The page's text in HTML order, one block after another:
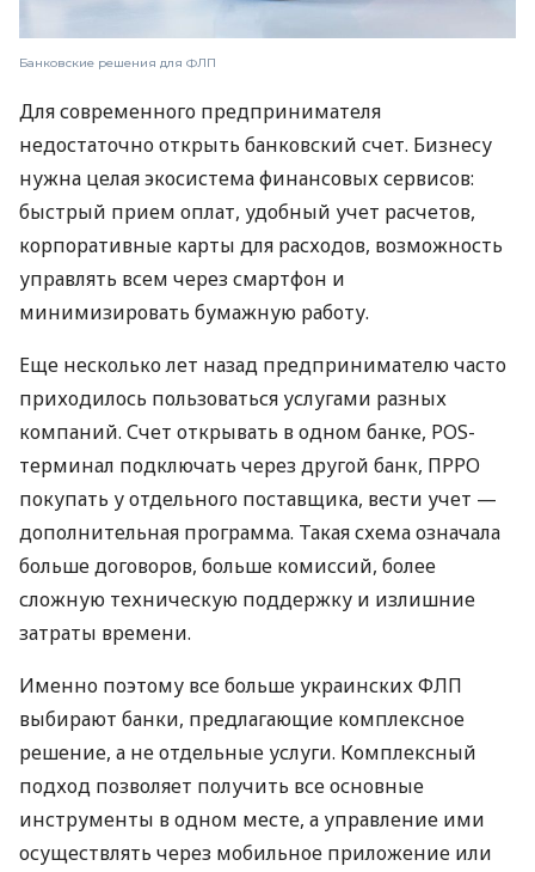
Банковские решения для ФЛП
Для современного предпринимателя
недостаточно открыть банковский счет. Бизнесу
нужна целая экосистема финансовых сервисов:
быстрый прием оплат, удобный учет расчетов,
корпоративные карты для расходов, возможность
управлять всем через смартфон и
минимизировать бумажную работу.
Еще несколько лет назад предпринимателю часто
приходилось пользоваться услугами разных
компаний. Счет открывать в одном банке, POS-
терминал подключать через другой банк, ПРРО
покупать у отдельного поставщика, вести учет —
дополнительная программа. Такая схема означала
больше договоров, больше комиссий, более
сложную техническую поддержку и излишние
затраты времени.
Именно поэтому все больше украинских ФЛП
выбирают банки, предлагающие комплексное
решение, а не отдельные услуги. Комплексный
подход позволяет получить все основные
инструменты в одном месте, а управление ими
осуществлять через мобильное приложение или